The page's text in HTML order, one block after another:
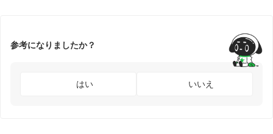
参考になりましたか？
はい いいえ